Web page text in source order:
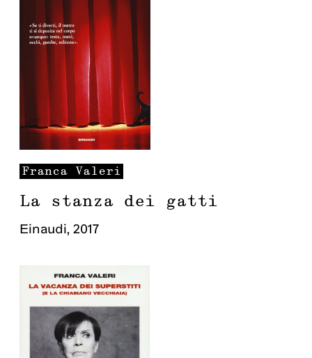
Franca Valeri
La stanza dei gatti
Einaudi, 2017